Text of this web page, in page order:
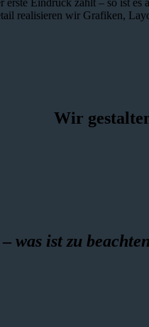
Eindruck zählt – so ist
realisieren wir Grafiken,
Wir
was ist zu